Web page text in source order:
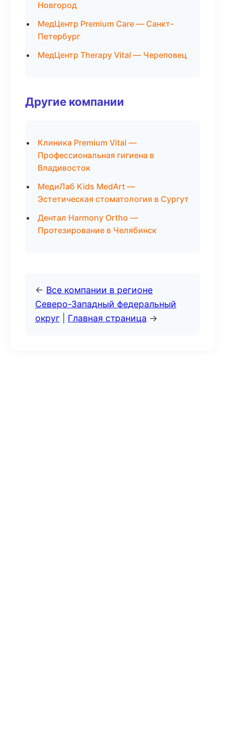
Новгород
МедЦентр Premium Care — Санкт-
Петербург
МедЦентр Therapy Vital — Череповец
Другие компании
Клиника Premium Vital —
Профессиональная гигиена в
Владивосток
МедиЛаб Kids MedArt —
Эстетическая стоматология в Сургут
Дентал Harmony Ortho —
Протезирование в Челябинск
← Все компании в регионе
Северо-Западный федеральный
округ
Главная страница →